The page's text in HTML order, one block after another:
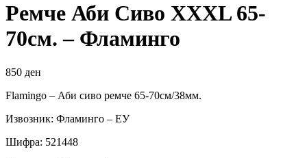
Ремче Аби Сиво XXXL 65-
70см. – Фламинго
850 ден
Flamingo – Аби сиво ремче 65-70см/38мм.
Извозник: Фламинго – ЕУ
Шифра: 521448